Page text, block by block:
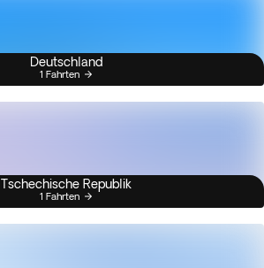
Deutschland
1 Fahrten
Tschechische Republik
1 Fahrten